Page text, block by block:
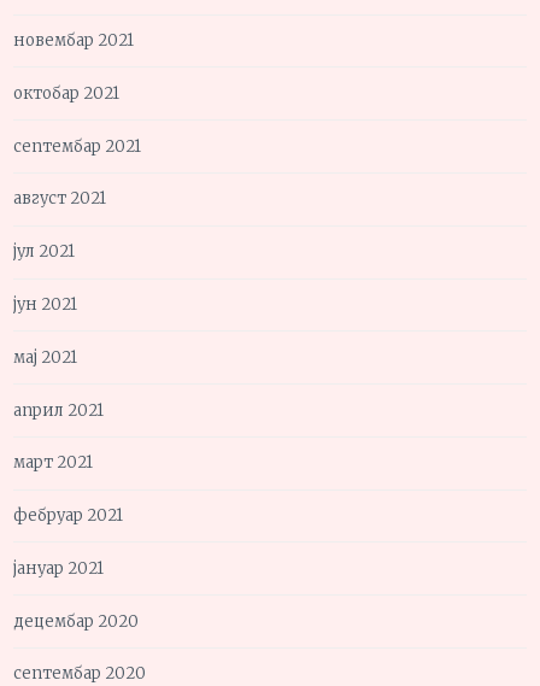
новембар 2021
октобар 2021
септембар 2021
август 2021
јул 2021
јун 2021
мај 2021
април 2021
март 2021
фебруар 2021
јануар 2021
децембар 2020
септембар 2020